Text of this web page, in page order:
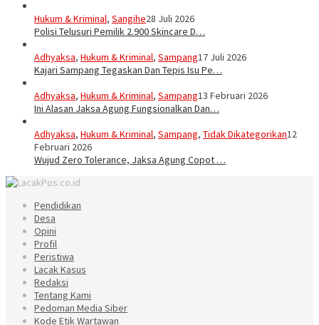
Hukum & Kriminal, Sangihe28 Juli 2026
Polisi Telusuri Pemilik 2.900 Skincare D…
Adhyaksa, Hukum & Kriminal, Sampang17 Juli 2026
Kajari Sampang Tegaskan Dan Tepis Isu Pe…
Adhyaksa, Hukum & Kriminal, Sampang13 Februari 2026
Ini Alasan Jaksa Agung Fungsionalkan Dan…
Adhyaksa, Hukum & Kriminal, Sampang, Tidak Dikategorikan12
Februari 2026
Wujud Zero Tolerance, Jaksa Agung Copot …
Pendidikan
Desa
Opini
Profil
Peristiwa
Lacak Kasus
Redaksi
Tentang Kami
Pedoman Media Siber
Kode Etik Wartawan